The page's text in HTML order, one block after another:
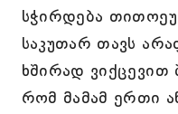
სჭირდება
საკუთარ თავს
ხშირად ვიქცევით
რომ მამამ ერთი